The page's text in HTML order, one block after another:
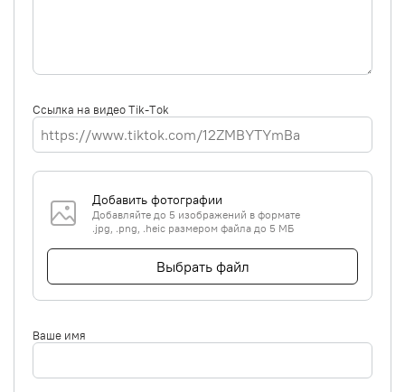
Ссылка на видео Tik-Tok
Добавить фотографии
Добавляйте до 5 изображений в формате
.jpg, .png, .heic размером файла до 5 МБ
Выбрать файл
Ваше имя